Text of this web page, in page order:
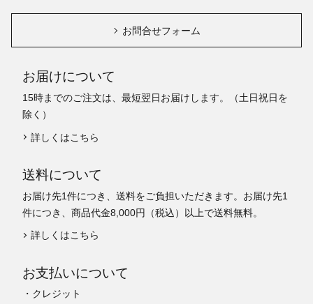
お問合せフォーム
お届けについて
15時までのご注文は、最短翌日お届けします。（土日祝日を
除く）
詳しくはこちら
送料について
お届け先1件につき、送料をご負担いただきます。お届け先1
件につき、商品代金8,000円（税込）以上で送料無料。
詳しくはこちら
お支払いについて
・クレジット